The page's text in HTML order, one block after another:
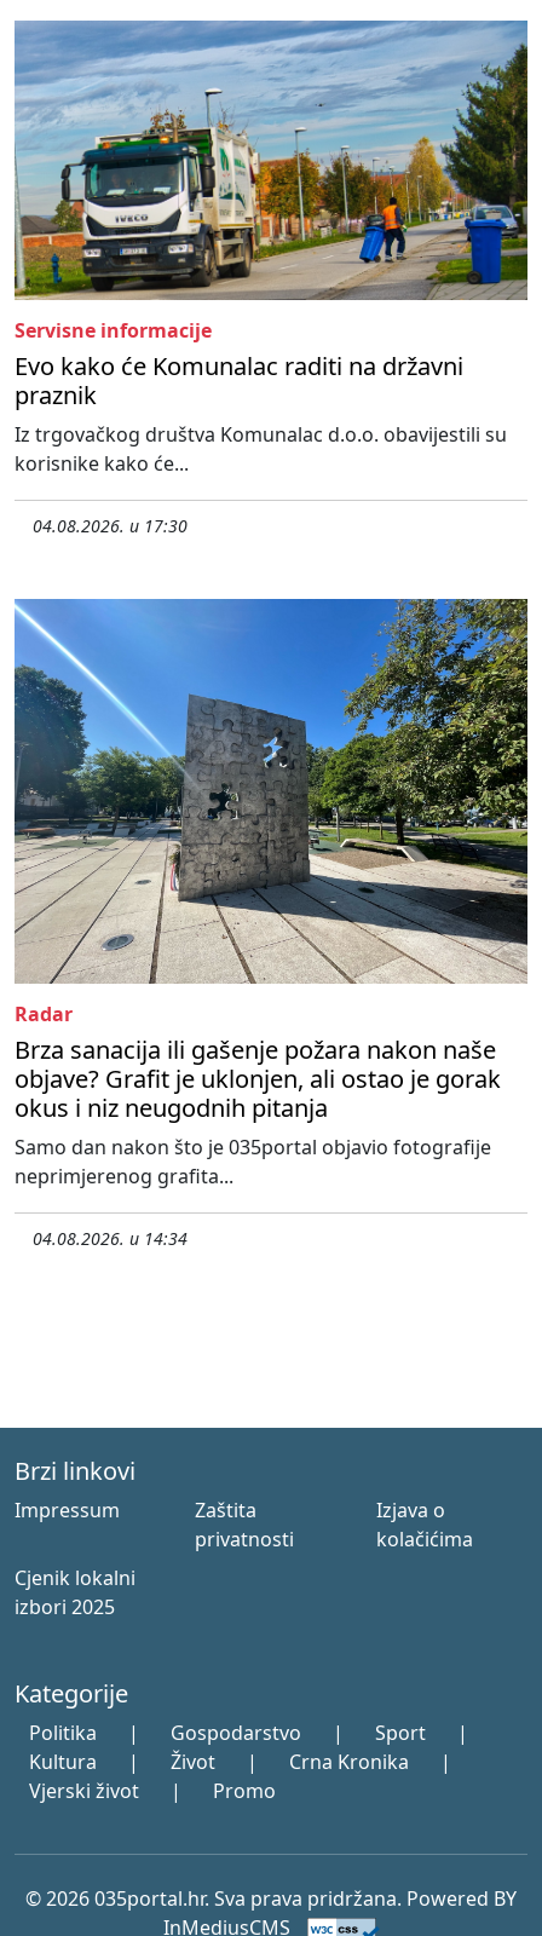
Servisne informacije
Evo kako će Komunalac raditi na državni
praznik
Iz trgovačkog društva Komunalac d.o.o. obavijestili su
korisnike kako će...
04.08.2026. u 17:30
Radar
Brza sanacija ili gašenje požara nakon naše
objave? Grafit je uklonjen, ali ostao je gorak
okus i niz neugodnih pitanja
Samo dan nakon što je 035portal objavio fotografije
neprimjerenog grafita...
04.08.2026. u 14:34
Brzi linkovi
Impressum
Zaštita
privatnosti
Izjava o
kolačićima
Cjenik lokalni
izbori 2025
Kategorije
Politika | Gospodarstvo | Sport
|
Kultura
| Život | Crna Kronika
|
Vjerski život
| Promo
© 2026 035portal.hr. Sva prava pridržana. Powered BY
InMediusCMS